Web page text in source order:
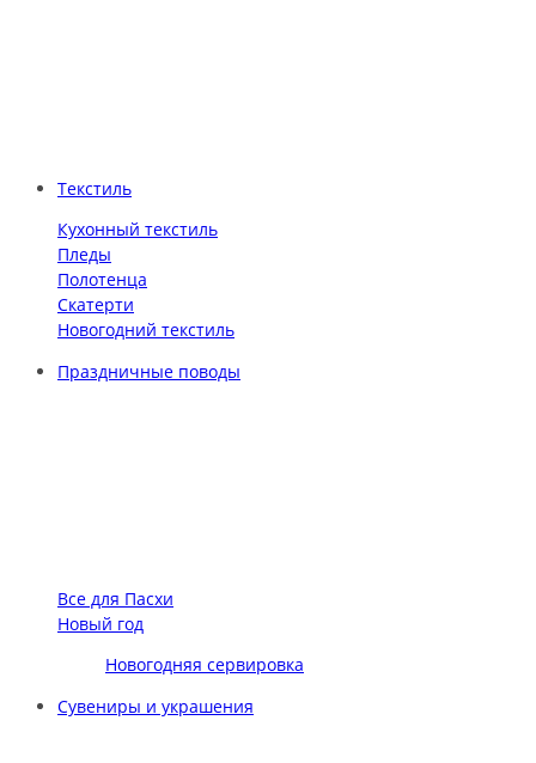
Текстиль
Кухонный текстиль
Пледы
Полотенца
Скатерти
Новогодний текстиль
Праздничные поводы
Все для Пасхи
Новый год
Новогодняя сервировка
Сувениры и украшения